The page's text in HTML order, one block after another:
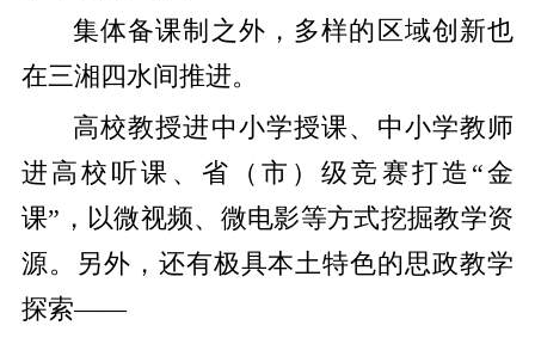
集体备课制之外，多样的区域创新也
在三湘四水间推进。
高校教授进中小学授课、中小学教师
进高校听课、省（市）级竞赛打造“金
课”，以微视频、微电影等方式挖掘教学资
源。另外，还有极具本土特色的思政教学
探索——